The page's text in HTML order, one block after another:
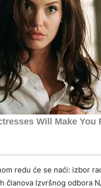
redu će se naći: izbor
članova Izvršnog odbora